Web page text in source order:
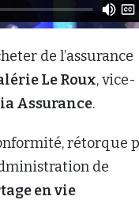
de l’assurance
Le Roux, vice-
Assurance.
rétorque
de
en vie